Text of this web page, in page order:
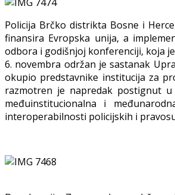
Policija Brčko distrikta Bosne i
finansira Evropska unija, a
odbora i godišnjoj konferenciji, koja
6. novembra održan je sastanak
okupio predstavnike institucija za
razmotren je napredak postignut
međuinstitucionalna i
interoperabilnosti policijskih i